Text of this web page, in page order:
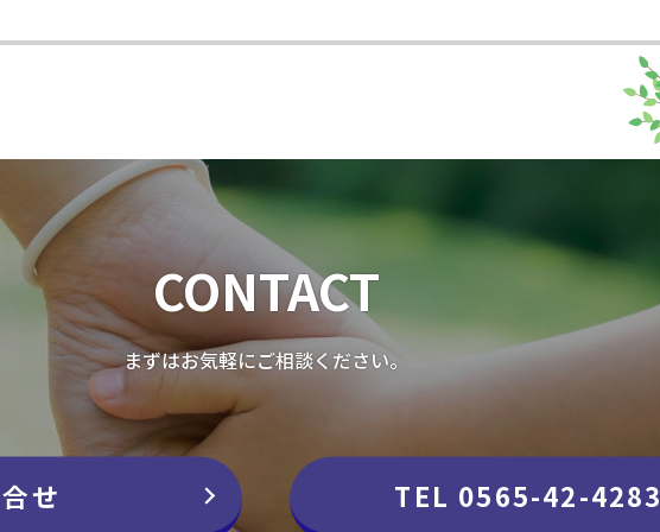
CONTACT
まずはお気軽にご相談ください。
せ TEL 0565-42-4283